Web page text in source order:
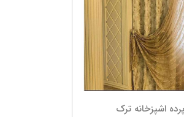
پرده اشپزخانه ترک